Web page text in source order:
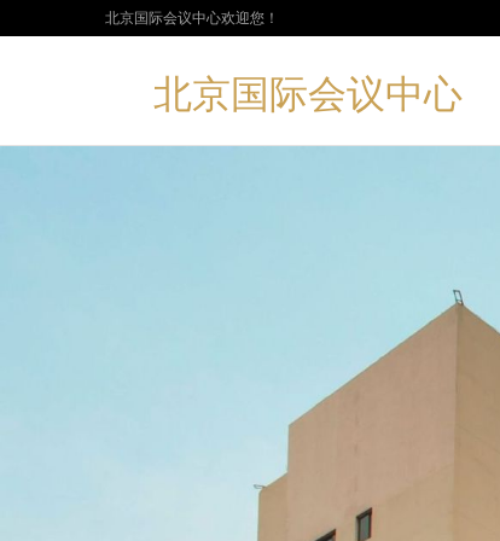
北京国际会议中心欢迎您！
北京国际会议中心